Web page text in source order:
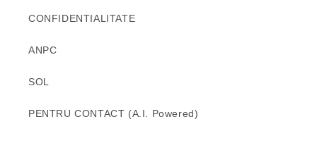
CONFIDENTIALITATE
ANPC
SOL
PENTRU CONTACT (A.I. Powered)